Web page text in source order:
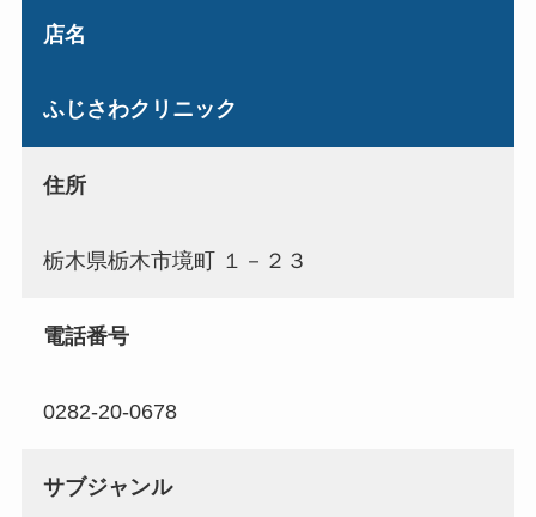
店名
ふじさわクリニック
住所
栃木県栃木市境町 １－２３
電話番号
0282-20-0678
サブジャンル